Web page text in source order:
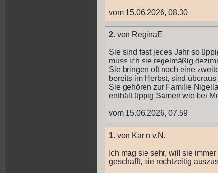
vom 15.06.2026, 08.30
2. von ReginaE
Sie sind fast jedes Jahr so
muss ich sie regelmäßig
Sie bringen oft noch eine
bereits im Herbst, sind
Sie gehören zur Familie
enthält üppig Samen wie bei
vom 15.06.2026, 07.59
1. von Karin v.N.
Ich mag sie sehr, will sie
geschafft, sie rechtzeitig